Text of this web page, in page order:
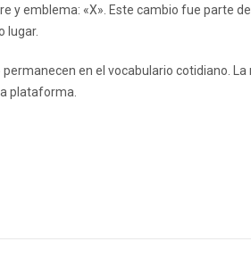
y emblema: «X». Este cambio fue parte
lugar.
en el vocabulario cotidiano. La
plataforma.